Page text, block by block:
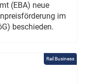
(EBA) neue
im
beschieden.
Rail Business